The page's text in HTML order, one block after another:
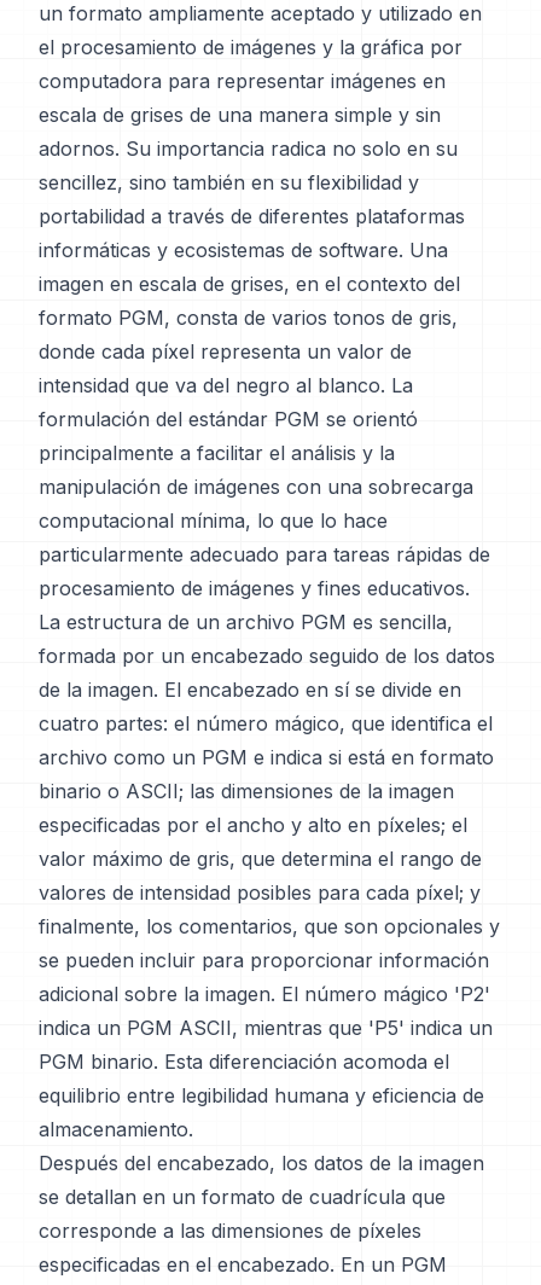
un formato ampliamente aceptado y utilizado en
el procesamiento de imágenes y la gráfica por
computadora para representar imágenes en
escala de grises de una manera simple y sin
adornos. Su importancia radica no solo en su
sencillez, sino también en su flexibilidad y
portabilidad a través de diferentes plataformas
informáticas y ecosistemas de software. Una
imagen en escala de grises, en el contexto del
formato PGM, consta de varios tonos de gris,
donde cada píxel representa un valor de
intensidad que va del negro al blanco. La
formulación del estándar PGM se orientó
principalmente a facilitar el análisis y la
manipulación de imágenes con una sobrecarga
computacional mínima, lo que lo hace
particularmente adecuado para tareas rápidas de
procesamiento de imágenes y fines educativos.
La estructura de un archivo PGM es sencilla,
formada por un encabezado seguido de los datos
de la imagen. El encabezado en sí se divide en
cuatro partes: el número mágico, que identifica el
archivo como un PGM e indica si está en formato
binario o ASCII; las dimensiones de la imagen
especificadas por el ancho y alto en píxeles; el
valor máximo de gris, que determina el rango de
valores de intensidad posibles para cada píxel; y
finalmente, los comentarios, que son opcionales y
se pueden incluir para proporcionar información
adicional sobre la imagen. El número mágico 'P2'
indica un PGM ASCII, mientras que 'P5' indica un
PGM binario. Esta diferenciación acomoda el
equilibrio entre legibilidad humana y eficiencia de
almacenamiento.
Después del encabezado, los datos de la imagen
se detallan en un formato de cuadrícula que
corresponde a las dimensiones de píxeles
especificadas en el encabezado. En un PGM